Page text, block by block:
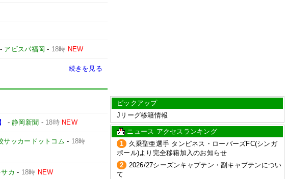
- アビスパ福岡 - 18時 NEW
続きを見る
-静岡新聞 - 18時 NEW
サッカードットコム - 18時
カ - 18時 NEW
ピックアップ
Jリーグ移籍情報
ニュース アクセスランキング
1
久乗聖亜選手 タンピネス・ローバーズFC(シンガ
ポール)より完全移籍加入のお知らせ
2
2026/27シーズンキャプテン・副キャプテンについ
て